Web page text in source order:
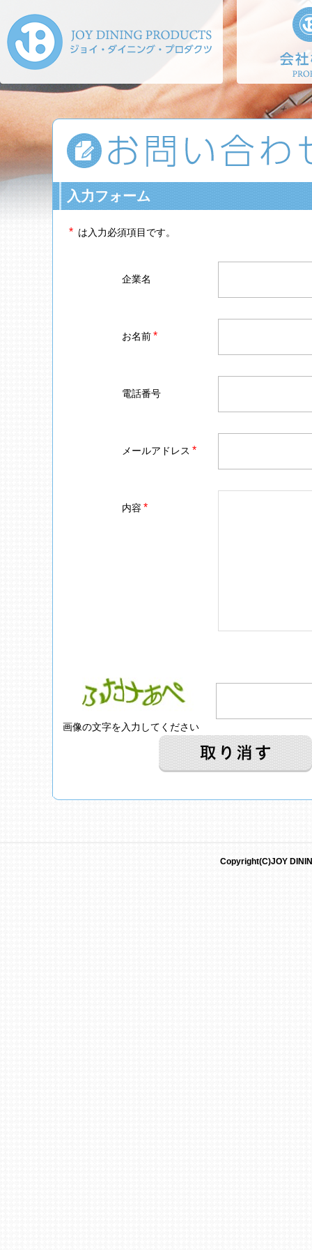
入力フォーム
* は入力必須項目です。
企業名
お名前*
電話番号
メールアドレス *
内容 *
画像の文字を入力してください
Copyright(C)JOY